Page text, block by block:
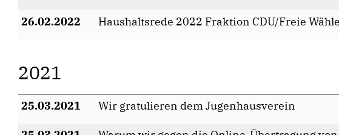
26.02.2022 Haushaltsrede 2022 Fraktion CDU/Freie
2021
25.03.2021 Wir gratulieren dem Jugenhausverein